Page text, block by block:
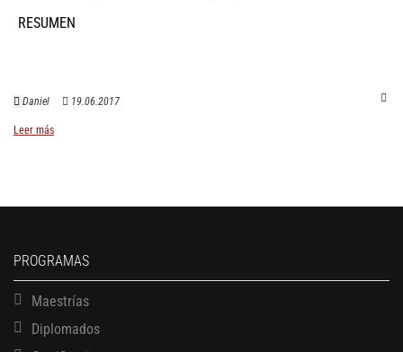
RESUMEN
Daniel 19.06.2017
Leer más
PROGRAMAS
Maestrías
Diplomados